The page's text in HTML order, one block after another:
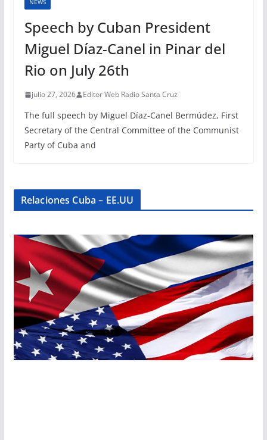
NEWS
Speech by Cuban President
Miguel Díaz-Canel in Pinar del
Rio on July 26th
julio 27, 2026 Editor Web Radio Santa Cruz
The full speech by Miguel Díaz-Canel Bermúdez, First
Secretary of the Central Committee of the Communist
Party of Cuba and
Relaciones Cuba – EE.UU